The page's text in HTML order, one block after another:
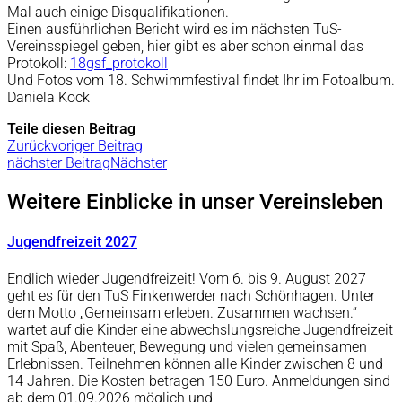
Mal auch einige Disqualifikationen.
Einen ausführlichen Bericht wird es im nächsten TuS-
Vereinsspiegel geben, hier gibt es aber schon einmal das
Protokoll: 18gsf_protokoll
Und Fotos vom 18. Schwimmfestival findet Ihr im Fotoalbum.
Daniela Kock
Teile diesen Beitrag
Zurückvoriger Beitrag
nächster BeitragNächster
Weitere Einblicke in unser Vereinsleben
Jugendfreizeit 2027
Endlich wieder Jugendfreizeit! Vom 6. bis 9. August 2027
geht es für den TuS Finkenwerder nach Schönhagen. Unter
dem Motto „Gemeinsam erleben. Zusammen wachsen.“
wartet auf die Kinder eine abwechslungsreiche Jugendfreizeit
mit Spaß, Abenteuer, Bewegung und vielen gemeinsamen
Erlebnissen. Teilnehmen können alle Kinder zwischen 8 und
14 Jahren. Die Kosten betragen 150 Euro. Anmeldungen sind
ab dem 01.09.2026 möglich und